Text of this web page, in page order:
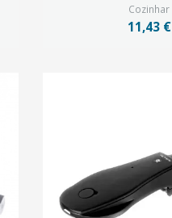
Cozinhar
11,43 €